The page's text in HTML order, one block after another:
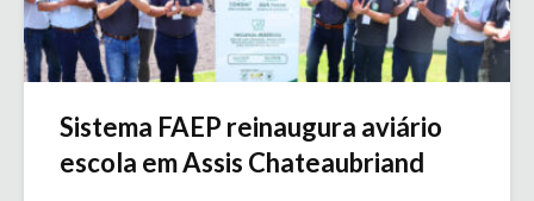
Sistema FAEP reinaugura aviário
escola em Assis Chateaubriand